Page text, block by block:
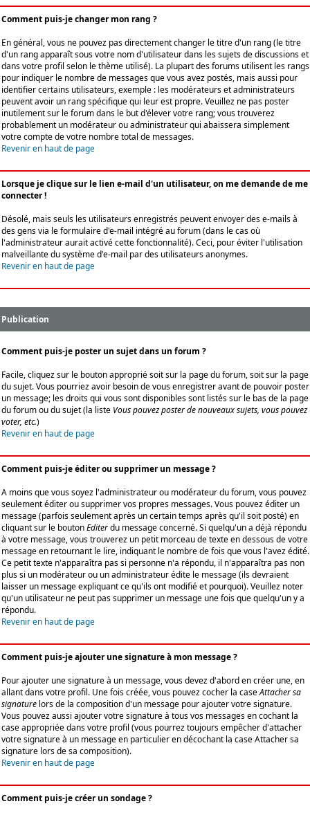
Comment puis-je changer mon rang ?
En général, vous ne pouvez pas directement changer le titre d'un rang (le titre
d'un rang apparaît sous votre nom d'utilisateur dans les sujets de discussions et
dans votre profil selon le thème utilisé). La plupart des forums utilisent les rangs
pour indiquer le nombre de messages que vous avez postés, mais aussi pour
identifier certains utilisateurs, exemple : les modérateurs et administrateurs
peuvent avoir un rang spécifique qui leur est propre. Veuillez ne pas poster
inutilement sur le forum dans le but d'élever votre rang; vous trouverez
probablement un modérateur ou administrateur qui abaissera simplement
votre compte de votre nombre total de messages.
Revenir en haut de page
Lorsque je clique sur le lien e-mail d'un utilisateur, on me demande de me
connecter !
Désolé, mais seuls les utilisateurs enregistrés peuvent envoyer des e-mails à
des gens via le formulaire d'e-mail intégré au forum (dans le cas où
l'administrateur aurait activé cette fonctionnalité). Ceci, pour éviter l'utilisation
malveillante du système d'e-mail par des utilisateurs anonymes.
Revenir en haut de page
Publication
Comment puis-je poster un sujet dans un forum ?
Facile, cliquez sur le bouton approprié soit sur la page du forum, soit sur la page
du sujet. Vous pourriez avoir besoin de vous enregistrer avant de pouvoir poster
un message; les droits qui vous sont disponibles sont listés sur le bas de la page
du forum ou du sujet (la liste Vous pouvez poster de nouveaux sujets, vous pouvez
voter, etc.)
Revenir en haut de page
Comment puis-je éditer ou supprimer un message ?
A moins que vous soyez l'administrateur ou modérateur du forum, vous pouvez
seulement éditer ou supprimer vos propres messages. Vous pouvez éditer un
message (parfois seulement après un certain temps après qu'il soit posté) en
cliquant sur le boutonEditerdu message concerné. Si quelqu'un a déjà répondu
à votre message, vous trouverez un petit morceau de texte en dessous de votre
message en retournant le lire, indiquant le nombre de fois que vous l'avez édité.
Ce petit texte n'apparaîtra pas si personne n'a répondu, il n'apparaîtra pas non
plus si un modérateur ou un administrateur édite le message (ils devraient
laisser un message expliquant ce qu'ils ont modifié et pourquoi). Veuillez noter
qu'un utilisateur ne peut pas supprimer un message une fois que quelqu'un y a
répondu.
Revenir en haut de page
Comment puis-je ajouter une signature à mon message ?
Pour ajouter une signature à un message, vous devez d'abord en créer une, en
allant dans votre profil. Une fois créée, vous pouvez cocher la caseAttacher sa
signature lors de la composition d'un message pour ajouter votre signature.
Vous pouvez aussi ajouter votre signature à tous vos messages en cochant la
case appropriée dans votre profil (vous pourrez toujours empêcher d'attacher
votre signature à un message en particulier en décochant la case Attacher sa
signature lors de sa composition).
Revenir en haut de page
Comment puis-je créer un sondage ?